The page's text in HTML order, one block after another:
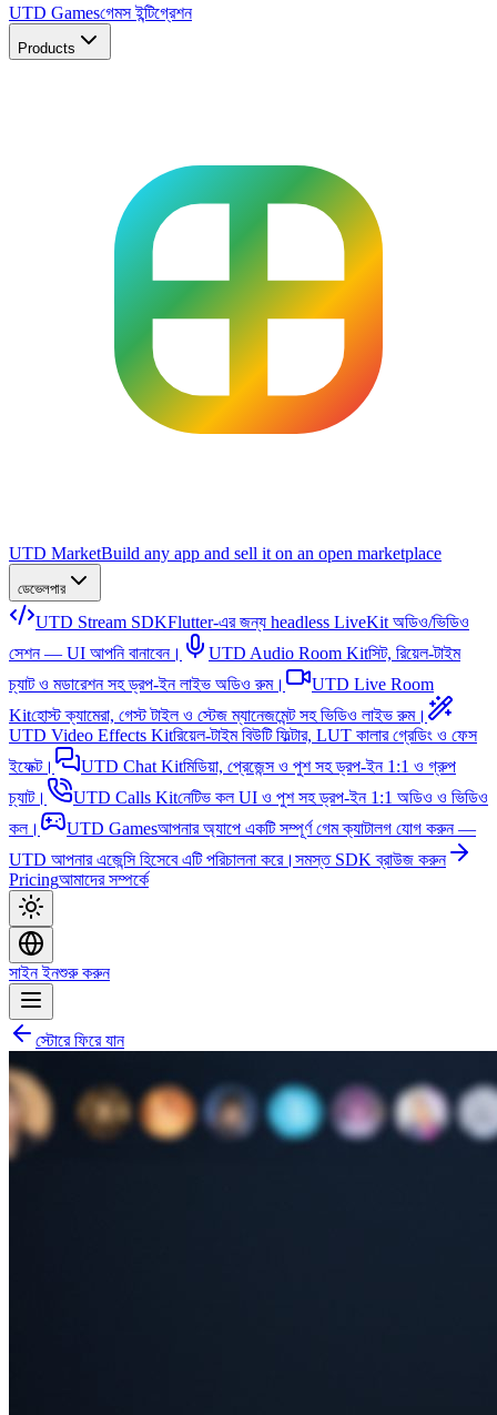
UTD Gamesগেমস ইন্টিগ্রেশন
Products
UTD MarketBuild any app and sell it on an open marketplace
ডেভেলপার
UTD Stream SDKFlutter-এর জন্য headless LiveKit অডিও/ভিডিও
সেশন — UI আপনি বানাবেন।
UTD Audio Room Kitসিট, রিয়েল-টাইম
চ্যাট ও মডারেশন সহ ড্রপ-ইন লাইভ অডিও রুম।
UTD Live Room
Kitহোস্ট ক্যামেরা, গেস্ট টাইল ও স্টেজ ম্যানেজমেন্ট সহ ভিডিও লাইভ রুম।
UTD Video Effects Kitরিয়েল-টাইম বিউটি ফিল্টার, LUT কালার গ্রেডিং ও ফেস
ইফেক্ট।
UTD Chat Kitমিডিয়া, প্রেজেন্স ও পুশ সহ ড্রপ-ইন 1:1 ও গ্রুপ
চ্যাট।
UTD Calls Kitনেটিভ কল UI ও পুশ সহ ড্রপ-ইন 1:1 অডিও ও ভিডিও
কল।
UTD Gamesআপনার অ্যাপে একটি সম্পূর্ণ গেম ক্যাটালগ যোগ করুন —
UTD আপনার এজেন্সি হিসেবে এটি পরিচালনা করে। সমস্ত SDK ব্রাউজ করুন
Pricingআমাদের সম্পর্কে
সাইন ইনশুরু করুন
স্টোরে ফিরে যান